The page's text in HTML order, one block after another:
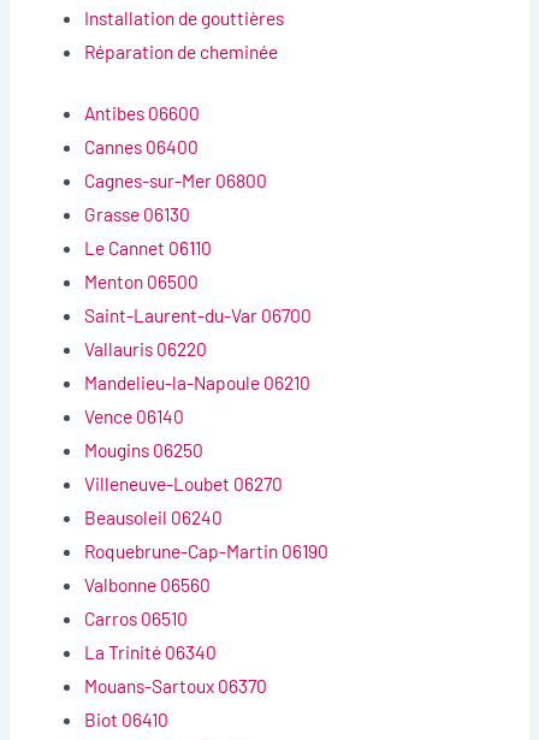
Installation de gouttières
Réparation de cheminée
Antibes 06600
Cannes 06400
Cagnes-sur-Mer 06800
Grasse 06130
Le Cannet 06110
Menton 06500
Saint-Laurent-du-Var 06700
Vallauris 06220
Mandelieu-la-Napoule 06210
Vence 06140
Mougins 06250
Villeneuve-Loubet 06270
Beausoleil 06240
Roquebrune-Cap-Martin 06190
Valbonne 06560
Carros 06510
La Trinité 06340
Mouans-Sartoux 06370
Biot 06410